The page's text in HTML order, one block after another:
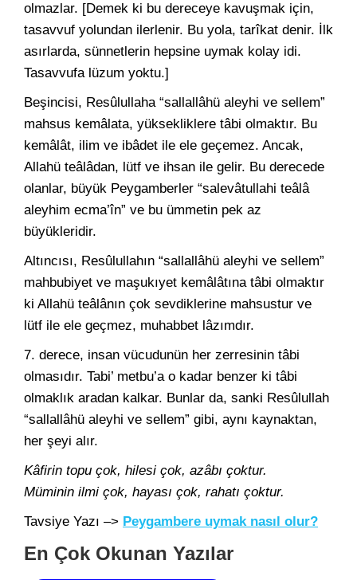
olmazlar. [Demek ki bu dereceye kavuşmak için,
tasavvuf yolundan ilerlenir. Bu yola, tarîkat denir. İlk
asırlarda, sünnetlerin hepsine uymak kolay idi.
Tasavvufa lüzum yoktu.]
Beşincisi, Resûlullaha “sallallâhü aleyhi ve sellem”
mahsus kemâlata, yüksekliklere tâbi olmaktır. Bu
kemâlât, ilim ve ibâdet ile ele geçemez. Ancak,
Allahü teâlâdan, lütf ve ihsan ile gelir. Bu derecede
olanlar, büyük Peygamberler “salevâtullahi teâlâ
aleyhim ecma’în” ve bu ümmetin pek az
büyükleridir.
Altıncısı, Resûlullahın “sallallâhü aleyhi ve sellem”
mahbubiyet ve maşukıyet kemâlâtına tâbi olmaktır
ki Allahü teâlânın çok sevdiklerine mahsustur ve
lütf ile ele geçmez, muhabbet lâzımdır.
7. derece, insan vücudunün her zerresinin tâbi
olmasıdır. Tabi’ metbu’a o kadar benzer ki tâbi
olmaklık aradan kalkar. Bunlar da, sanki Resûlullah
“sallallâhü aleyhi ve sellem” gibi, aynı kaynaktan,
her şeyi alır.
Kâfirin topu çok, hilesi çok, azâbı çoktur.
Müminin ilmi çok, hayası çok, rahatı çoktur.
Tavsiye Yazı –> Peygambere uymak nasıl olur?
En Çok Okunan Yazılar